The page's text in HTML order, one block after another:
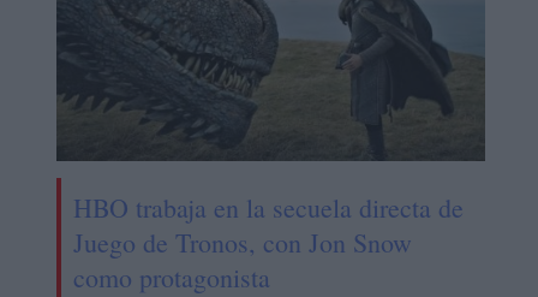
HBO trabaja en la secuela directa de
Juego de Tronos, con Jon Snow
como protagonista